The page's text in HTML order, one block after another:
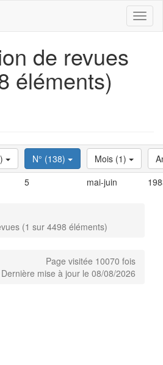
de revues
éléments)
N° (138) Mois (1)
5 mai-juin
(1 sur 4498 éléments)
Page visitée 10070 fois
Dernière mise à jour le 08/08/2026